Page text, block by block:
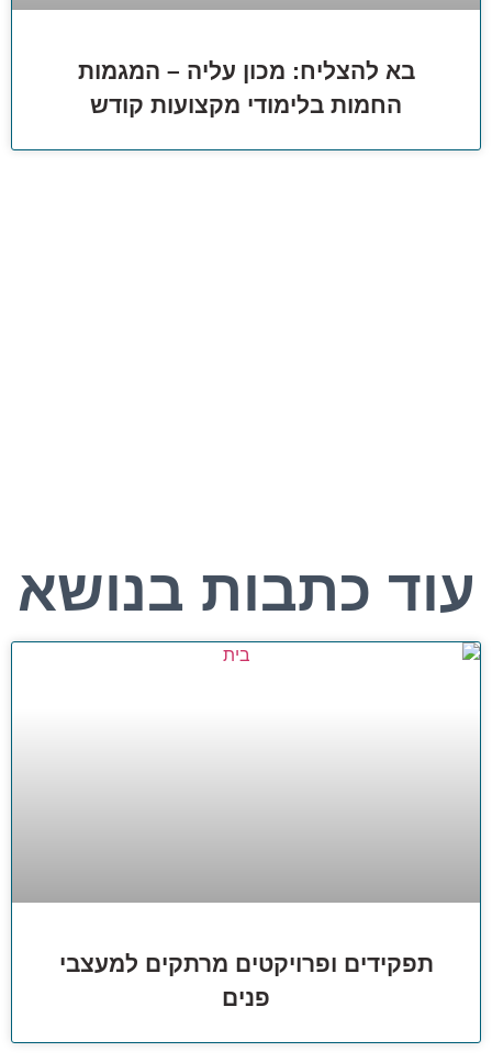
בא להצליח: מכון עליה – המגמות
החמות בלימודי מקצועות קודש
עוד כתבות בנושא
תפקידים ופרויקטים מרתקים למעצבי
פנים